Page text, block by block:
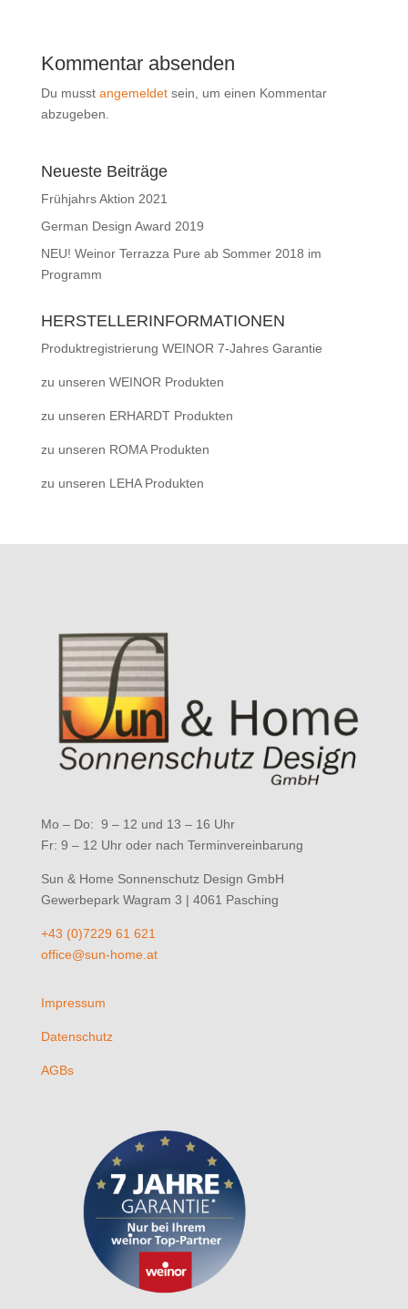
Kommentar absenden
Du musst angemeldetsein, um einen Kommentar
abzugeben.
Neueste Beiträge
Frühjahrs Aktion 2021
German Design Award 2019
NEU! Weinor Terrazza Pure ab Sommer 2018 im
Programm
HERSTELLERINFORMATIONEN
Produktregistrierung WEINOR 7-Jahres Garantie
zu unseren WEINOR Produkten
zu unseren ERHARDT Produkten
zu unseren ROMA Produkten
zu unseren LEHA Produkten
Mo – Do: 9 – 12 und 13 – 16 Uhr
Fr: 9 – 12 Uhr oder nach Terminvereinbarung
Sun & Home Sonnenschutz Design GmbH
Gewerbepark Wagram 3 | 4061 Pasching
+43 (0)7229 61 621
office@sun-home.at
Impressum
Datenschutz
AGBs